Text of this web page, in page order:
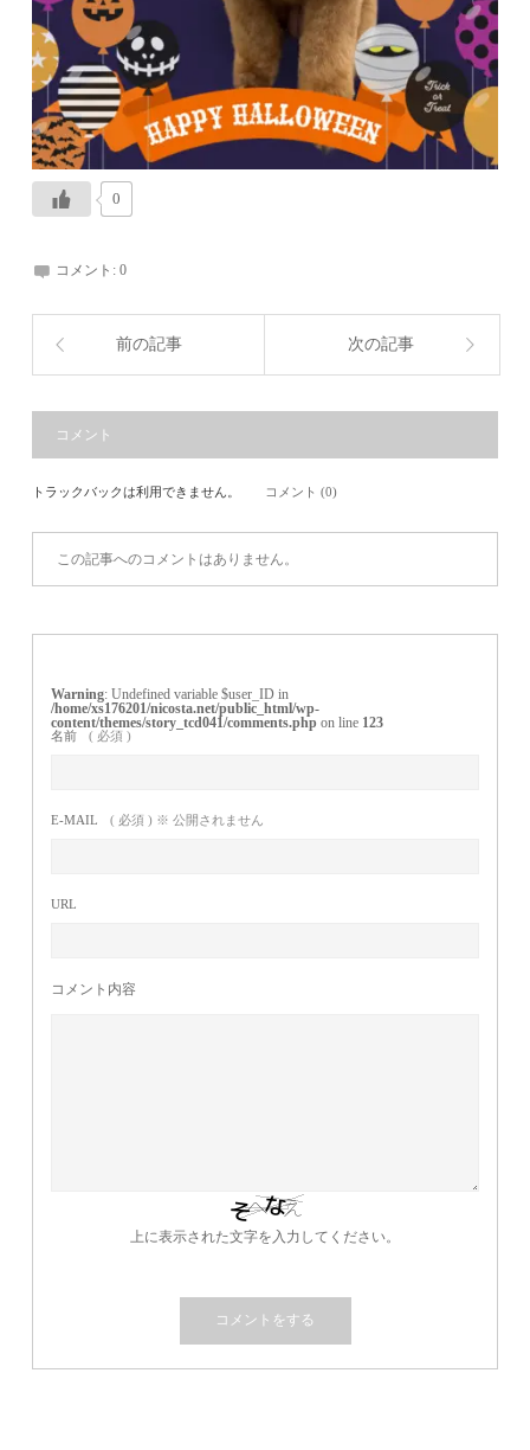
0
コメント:0
前の記事 次の記事
コメント
トラックバックは利用できません。 コメント (0)
この記事へのコメントはありません。
Warning : Undefined variable $user_ID in
/home/xs176201/nicosta.net/public_html/wp-
content/themes/story_tcd041/comments.php on line 123
名前 ( 必須 )
E-MAIL ( 必須 ) ※ 公開されません
URL
コメント内容
上に表示された文字を入力してください。